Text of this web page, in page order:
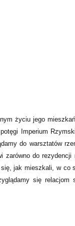
życiu jego
Imperium
do warsztatów
zarówno do
jak mieszkali, w co
się relacjom